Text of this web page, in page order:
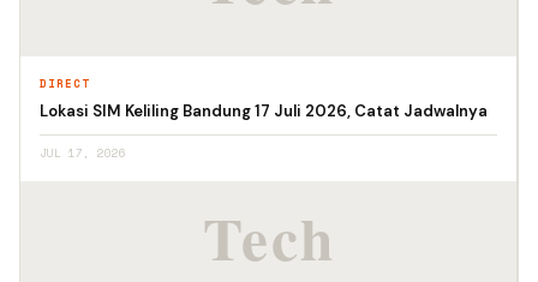
DIRECT
Lokasi SIM Keliling Bandung 17 Juli 2026, Catat Jadwalnya
JUL 17, 2026